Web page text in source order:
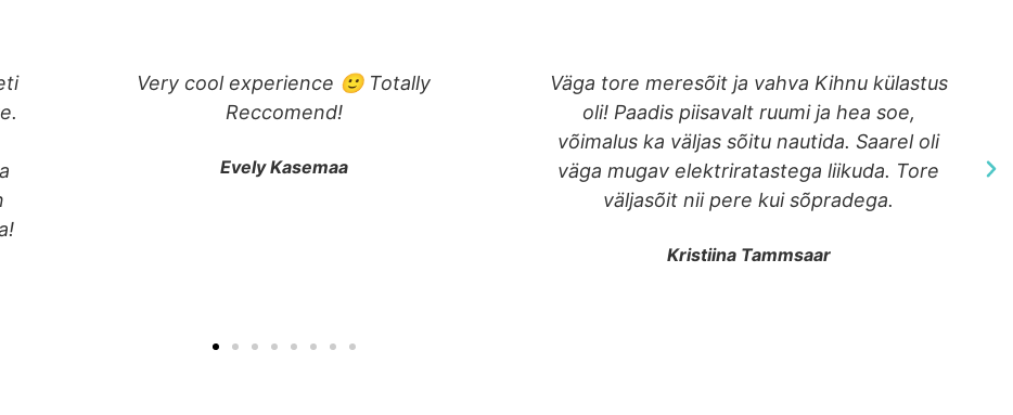
Väga tore meresõit ja vahva Kihnu külastus
oli! Paadis piisavalt ruumi ja hea soe,
väga mugav elektriratastega liikuda. Tore
Tänud seiklusrikka päeva eest paradiisis
Kihnul! Paadisōit häälestas mōnusalt vanale
kalurisaarele Kihnule ja vedas mōtted
muistsetele hülgeküttidele. Vaffa värk, suvel
tuleme tagasi!
Mart Jõhvikas